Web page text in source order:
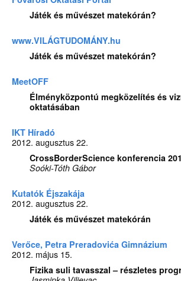
Játék és művészet matekórán?
www.VILÁGTUDOMÁNY.hu
Játék és művészet matekórán?
MeetOFF
Élményközpontú megközelítés és
oktatásában
IKT Híradó
2012. augusztus 22.
CrossBorderScience konferencia
Soóki-Tóth Gábor
Kutatók Éjszakája
2012. augusztus 22.
Játék és művészet matekórán
Verőce, Petra Preradovića Gimnázium
2012. május 15.
Fizika suli tavasszal – részletes